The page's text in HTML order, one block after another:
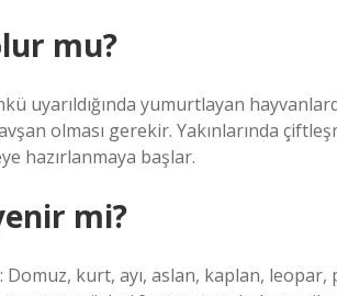
mu?
uyarıldığında yumurtlayan
olması gerekir. Yakınlarında
hazırlanmaya başlar.
mi?
Domuz, kurt, ayı, aslan, kaplan,